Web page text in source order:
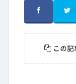
この